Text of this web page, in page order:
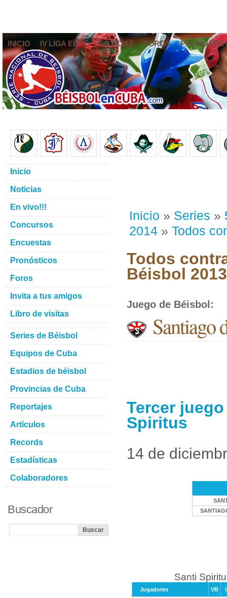
INICIO IV LIGA ELITE NOTICIAS FOROS
Inicio » Series »
2014 » Todos
Todos
Béisbol
Juego de Béisbol :
Santiago
Tercer
Spiritus
14 de
Santi
Jugadores VB
Inicio
Noticias
En vivo!!!
Concursos
Encuestas
Pronósticos
Foros
Invita a tus amigos
Libro de visitas
Series de Béisbol
Equipos de Cuba
Estadios de béisbol
Provincias de Cuba
Reportajes
Artículos
Records
Estadísticas
Colaboradores
Buscador